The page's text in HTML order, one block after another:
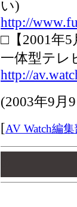
い)
http://
□【2001年
一体型テレ
http://
(2003年9月9
[AV Watch編集